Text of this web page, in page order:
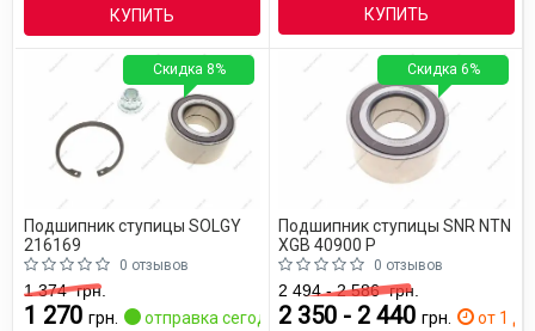
КУПИТЬ КУПИТЬ
Подшипник ступицы SOLGY
216169
0 отзывов
1 374грн.
1 270 грн. отправка сегодня
Скидка 8%
Подшипник ступицы SNR NTN
XGB 40900 P
0 отзывов
2 494 - 2 586грн.
2 350 - 2 440 грн. от 1 дн.
Скидка 6%